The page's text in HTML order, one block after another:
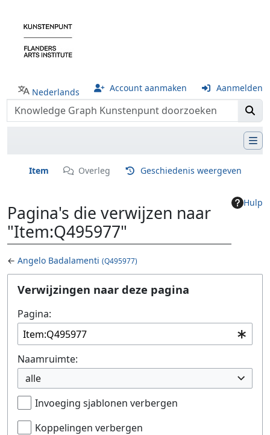
Nederlands Account aanmaken Aanmelden
Item Overleg Geschiedenis weergeven
Hulp
Pagina's die verwijzen naar
"Item:Q495977"
← Angelo Badalamenti (Q495977)
Ga naar:navigatie,zoeken
Verwijzingen naar deze pagina
Pagina:
Naamruimte:
alle
Invoeging sjablonen verbergen
Koppelingen verbergen